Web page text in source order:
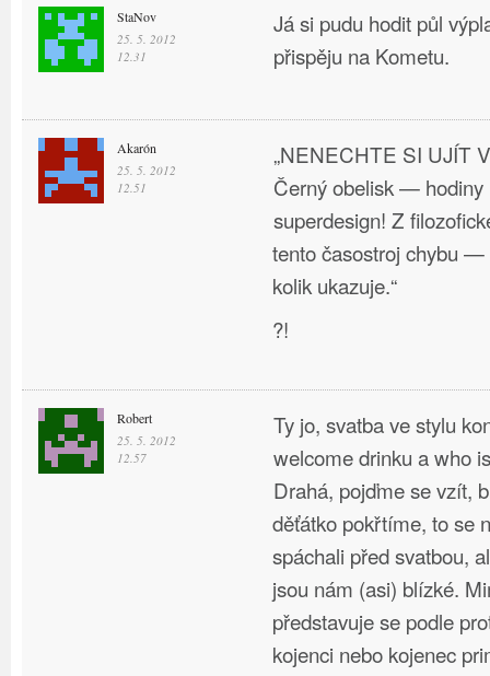
StaNov
25. 5. 2012
12.31
Já si pudu hodit půl
přispěju na Kometu.
Akarón
25. 5. 2012
12.51
„NENECHTE SI UJÍT
Černý obelisk — hodiny
superdesign! Z
tento časostroj chybu —
kolik ukazuje.“
?!
Robert
25. 5. 2012
12.57
Ty jo, svatba ve stylu
welcome drinku a who
Drahá, pojďme se vzít,
děťátko pokřtíme, to se
spáchali před svatbou,
jsou nám (asi) blízké.
představuje se podle
kojenci nebo kojenec